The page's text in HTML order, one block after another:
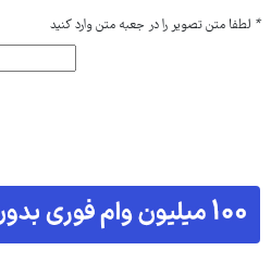
* لطفا متن تصویر را در جعبه متن وارد کنید